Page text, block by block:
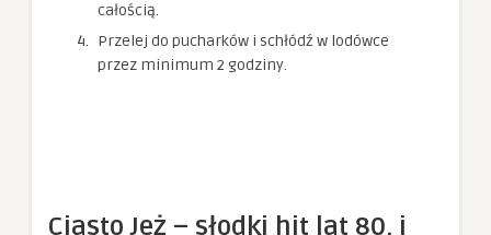
całością.
Przelej do pucharków i schłódź w lodówce
przez minimum 2 godziny.
Ciasto Jeż – słodki hit lat 80. i